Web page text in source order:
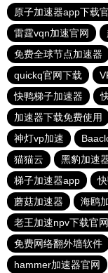
原子加速器app下载
雷霆vqn加速官网
免费全球节点加速器
quickq官网下载
快鸭梯子加速器
加速器下载免费使用
神灯vp加速
猫猫云
黑豹加速
梯子加速器app
蘑菇加速器
海鸥
老王加速npv下载官网
免费网络翻外墙软件
hammer加速器官网